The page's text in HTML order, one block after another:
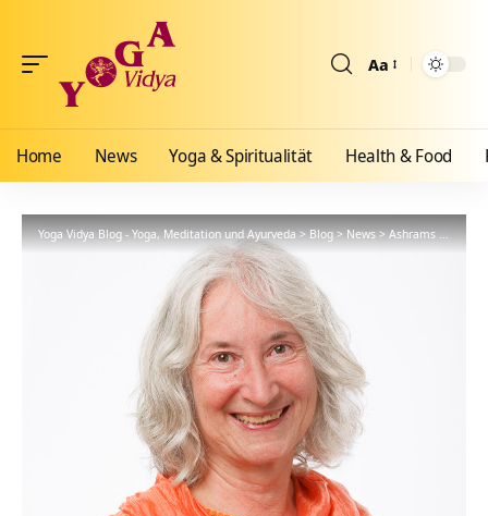
Aa
Home News Yoga & Spiritualität Health & Food
Yoga Vidya Blog - Yoga, Meditation und Ayurveda>Blog>News>Ashrams> Bad